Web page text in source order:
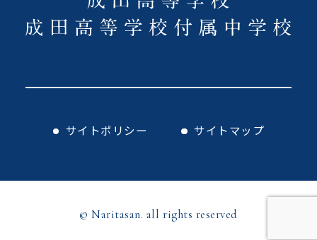
サイトポリシー サイトマップ
© Naritasan. all rights reserved